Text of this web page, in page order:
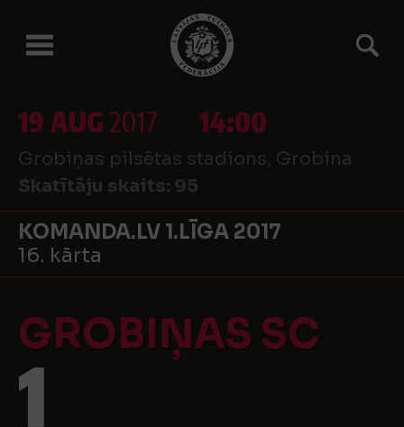
19 AUG2017 14:00
Grobiņas pilsētas stadions, Grobina
Skatītāju skaits: 95
KOMANDA.LV 1.LĪGA 2017
16. kārta
GROBIŅAS SC
1